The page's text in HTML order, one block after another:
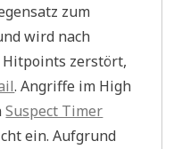
zum
wird nach
zerstört,
. Angriffe im High
Suspect Timer
ein. Aufgrund